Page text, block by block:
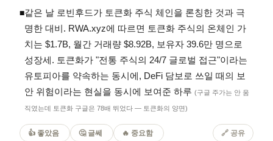
◾같은 날 로빈후드가 토큰화 주식 체인을 론칭한 것과 극
명한 대비. RWA.xyz에 따르면 토큰화 주식의 온체인 가
치는 $1.7B, 월간 거래량 $8.92B, 보유자 39.6만 명으로
성장세. 토큰화가 "전통 주식의 24/7 글로벌 접근"이라는
유토피아를 약속하는 동시에, DeFi 담보로 쓰일 때의 보
안 위험이라는 현실을 동시에 보여준 하루 (구글 주가는 안 움
직였는데 토큰화 구글은 78배 뛰었다 — 토큰화의 양면)
👍 좋았음 🤔 글쎄 🔥 중요함 🔗 공유